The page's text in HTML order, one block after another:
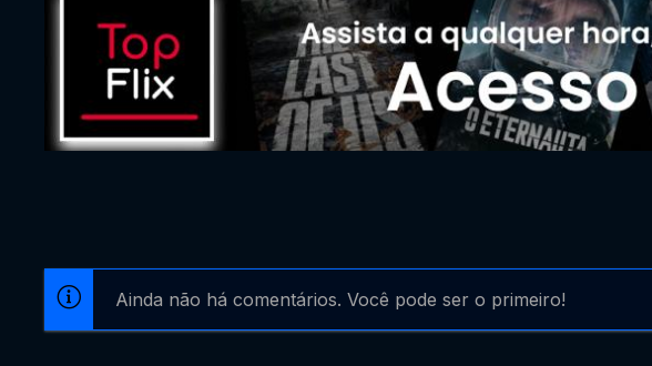
Ainda não há comentários. Você pode ser o primeiro!